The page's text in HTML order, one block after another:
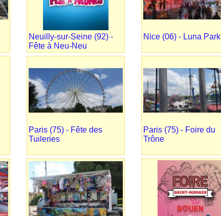
Neuilly-sur-Seine (92) -
Fête à Neu-Neu
Nice (06) - Luna Park
Paris (75) - Fête des
Tuileries
Paris (75) - Foire du
Trône